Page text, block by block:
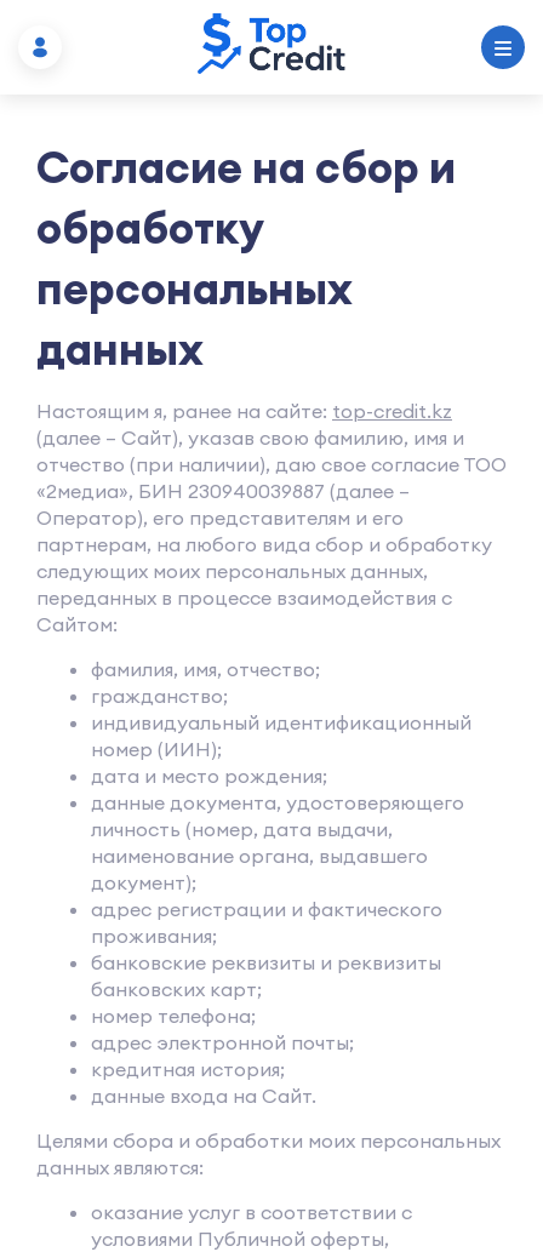
Согласие на сбор и
обработку
персональных
данных
Настоящим я, ранее на сайте: top-credit.kz
(далее – Сайт), указав свою фамилию, имя и
отчество (при наличии), даю свое согласие ТОО
«2медиа», БИН 230940039887 (далее –
Оператор), его представителям и его
партнерам, на любого вида сбор и обработку
следующих моих персональных данных,
переданных в процессе взаимодействия с
Сайтом:
фамилия, имя, отчество;
гражданство;
индивидуальный идентификационный
номер (ИИН);
дата и место рождения;
данные документа, удостоверяющего
личность (номер, дата выдачи,
наименование органа, выдавшего
документ);
адрес регистрации и фактического
проживания;
банковские реквизиты и реквизиты
банковских карт;
номер телефона;
адрес электронной почты;
кредитная история;
данные входа на Сайт.
Целями сбора и обработки моих персональных
данных являются:
оказание услуг в соответствии с
условиями Публичной оферты,